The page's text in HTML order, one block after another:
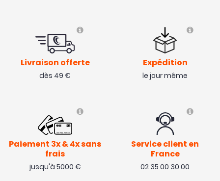
Livraison offerte
dès 49 €
Expédition
le jour même
Paiement 3x & 4x sans
frais
jusqu'à 5000 €
Service client en
France
02 35 00 30 00